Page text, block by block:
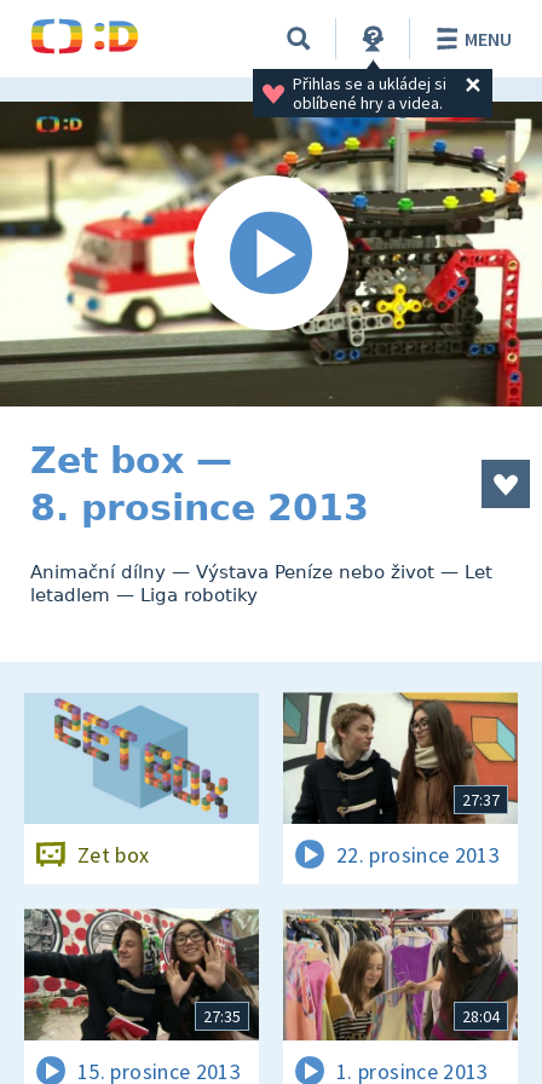
Přihlas se a ukládej si
oblíbené hry a videa.
MENU
Zet box —
8. prosince 2013
Animační dílny — Výstava Peníze nebo život — Let
letadlem — Liga robotiky
Zet box
27:37
22. prosince 2013
27:35
15. prosince 2013
28:04
1. prosince 2013